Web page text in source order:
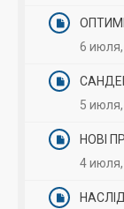
6
5
НОВІ
4